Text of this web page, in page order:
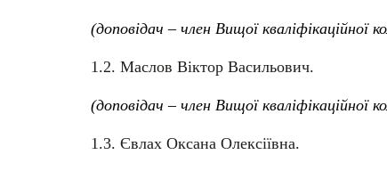
(доповідач – член Вищої кваліфікаційної
1.2. Маслов Віктор Васильович.
(доповідач – член Вищої кваліфікаційної
1.3. Євлах Оксана Олексіївна.